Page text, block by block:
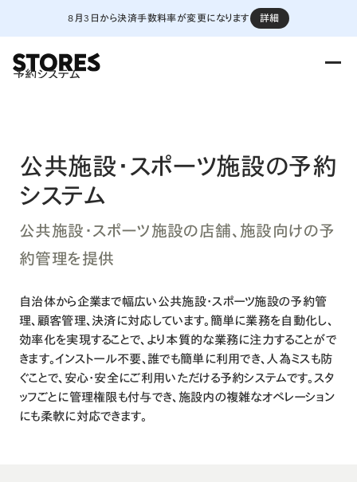
8月3日から決済手数料率が変更になります 詳細
予約システム
公共施設・スポーツ施設の予約
システム
公共施設・スポーツ施設の店舗、施設向けの予
約管理を提供
自治体から企業まで幅広い公共施設・スポーツ施設の予約管
理、顧客管理、決済に対応しています。簡単に業務を自動化し、
効率化を実現することで、より本質的な業務に注力することがで
きます。インストール不要、誰でも簡単に利用でき、人為ミスも防
ぐことで、安心・安全にご利用いただける予約システムです。スタ
ッフごとに管理権限も付与でき、施設内の複雑なオペレーション
にも柔軟に対応できます。